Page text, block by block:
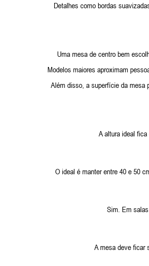
Detalhes como bordas
Uma mesa de centro bem
Modelos maiores aproximam
Além disso, a superfície da mesa
A altura ideal
O ideal é manter entre 40 e 50
Sim. Em
A mesa deve ficar